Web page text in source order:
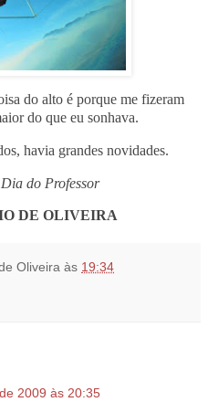
do alto é porque me fizeram
do que eu sonhava.
havia grandes novidades.
do Professor
DE OLIVEIRA
Oliveira às 19:34
2009 às 20:35